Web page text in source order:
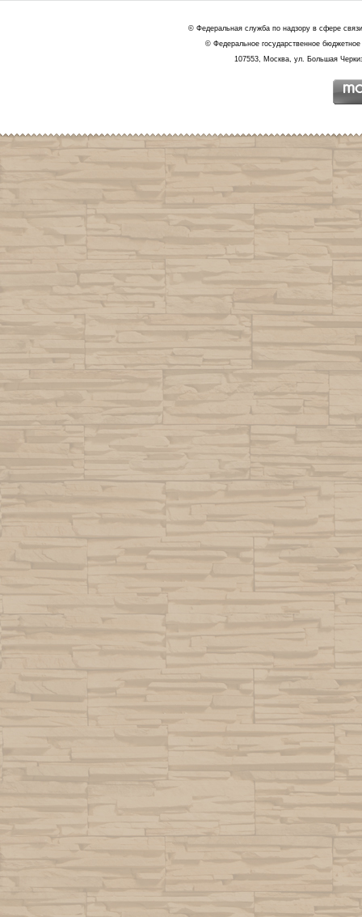
© Федеральная служба по надзору в сфере
© Федеральное государственное
107553, Москва, ул. Большая